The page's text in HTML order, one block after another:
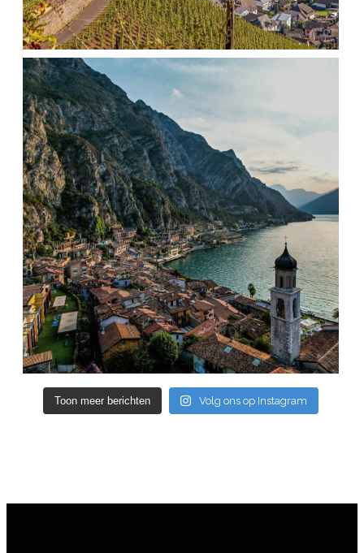
Toon meer berichten Volg ons op Instagram